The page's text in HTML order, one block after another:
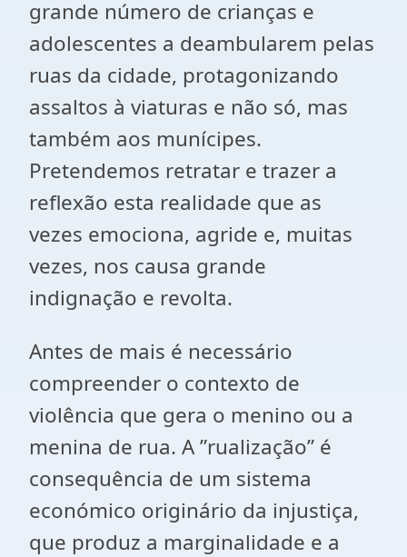
grande número de crianças e
adolescentes a deambularem pelas
ruas da cidade, protagonizando
assaltos à viaturas e não só, mas
também aos munícipes.
Pretendemos retratar e trazer a
reflexão esta realidade que as
vezes emociona, agride e, muitas
vezes, nos causa grande
indignação e revolta.
Antes de mais é necessário
compreender o contexto de
violência que gera o menino ou a
menina de rua. A ʺrualizaçãoʺ é
consequência de um sistema
económico originário da injustiça,
que produz a marginalidade e a